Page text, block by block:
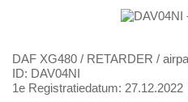
DAF XG480 / RETARDER /
ID: DAV04NI
1e Registratiedatum: 27.12.2022